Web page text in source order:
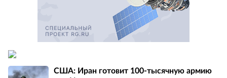
США: Иран готовит 100-тысячную армию